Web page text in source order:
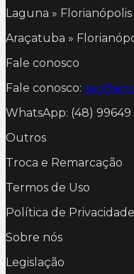
Laguna » Florianópolis
Araçatuba »
Fale conosco
Fale conosco:
WhatsApp: (48) 99649
Outros
Troca e Remarcação
Termos de Uso
Política de Privacidade
Sobre nós
Legislação